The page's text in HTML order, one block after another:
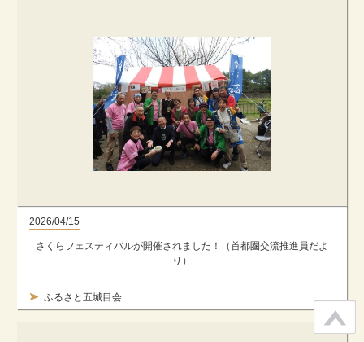
2026/04/15
ふるさと五城目会
さくらフェスティバルが開催されました！（首都圏交流推進員だよ
り）